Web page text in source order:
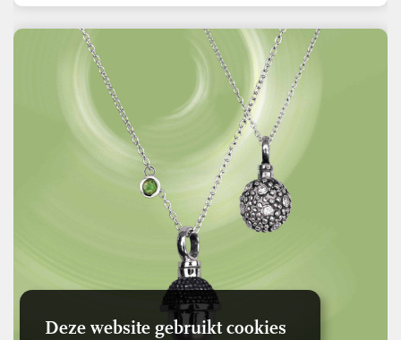
Deze website gebruikt cookies